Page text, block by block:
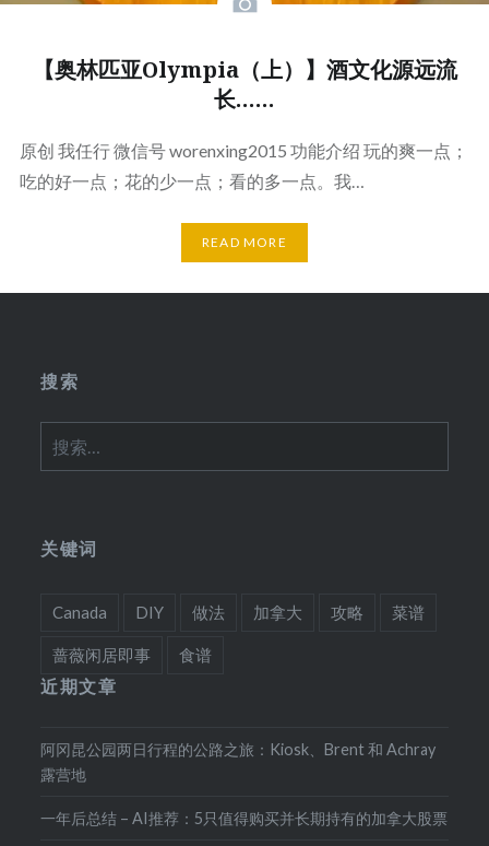
【奥林匹亚Olympia（上）】酒文化源远流
长……
原创 我任行 微信号 worenxing2015 功能介绍 玩的爽一点；
吃的好一点；花的少一点；看的多一点。我…
READ MORE
搜索
索：
关键词
Canada DIY 做法 加拿大 攻略 菜谱
蔷薇闲居即事 食谱
近期文章
阿冈昆公园两日行程的公路之旅：Kiosk、Brent 和 Achray
露营地
一年后总结 – AI推荐：5只值得购买并长期持有的加拿大股票